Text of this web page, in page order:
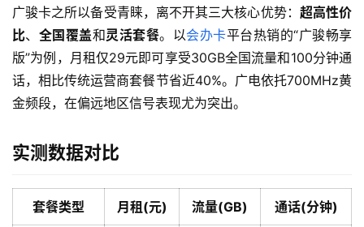
广骏卡之所以备受青睐，离不开其三大核心优势： 超高性价
比、 全国覆盖和灵活套餐。以会办卡平台热销的“广骏畅享
版”为例，月租仅29元即可享受30GB全国流量和100分钟通
话，相比传统运营商套餐节省近40%。广电依托700MHz黄
金频段，在偏远地区信号表现尤为突出。
实测数据对比
套餐类型 月租(元) 流量(GB) 通话(分钟)